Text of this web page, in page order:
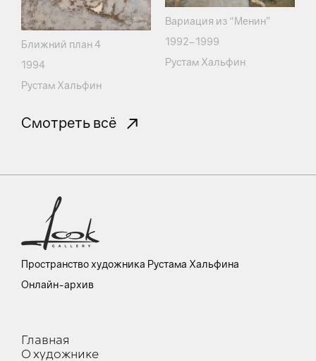
Ближний план 4
1994
Рустам Хальфин
Вариация из “Менин”
1992–1999
Рустам Хальфин
Смотреть всё
Пространство художника Рустама Хальфина
Онлайн-архив
Главная
О художнике